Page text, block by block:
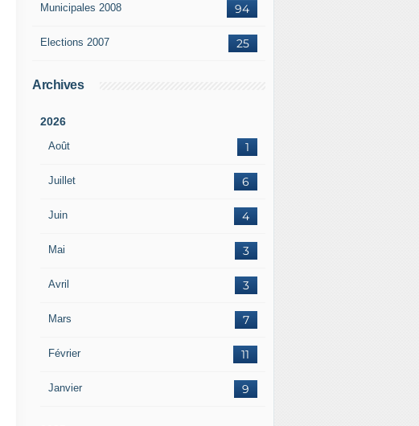
94
Municipales 2008
25
Elections 2007
Archives
2026
Août 1
Juillet 6
Juin 4
Mai 3
Avril 3
Mars 7
Février 11
Janvier 9